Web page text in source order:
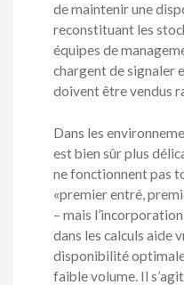
de maintenir une
reconstituant les
équipes de
chargent de signaler
doivent être vendus
Dans les
est bien sûr plus
ne fonctionnent pas
«premier entré,
– mais
dans les calculs aide
disponibilité
faible volume. Il